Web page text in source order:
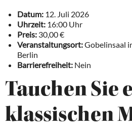
Datum: 12. Juli 2026
Uhrzeit: 16:00 Uhr
Preis: 30,00 €
Veranstaltungsort:Gobelinsaal
Berlin
Barrierefreiheit: Nein
Tauchen Sie
klassischen